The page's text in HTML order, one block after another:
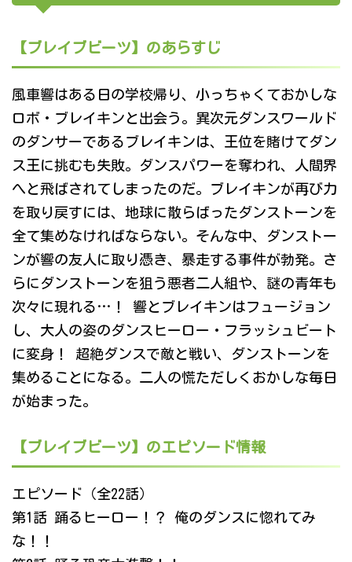
【ブレイブビーツ】のあらすじ
風車響はある日の学校帰り、小っちゃくておかしな
ロボ・ブレイキンと出会う。異次元ダンスワールド
のダンサーであるブレイキンは、王位を賭けてダン
ス王に挑むも失敗。ダンスパワーを奪われ、人間界
へと飛ばされてしまったのだ。ブレイキンが再び力
を取り戻すには、地球に散らばったダンストーンを
全て集めなければならない。そんな中、ダンストー
ンが響の友人に取り憑き、暴走する事件が勃発。さ
らにダンストーンを狙う悪者二人組や、謎の青年も
次々に現れる…！ 響とブレイキンはフュージョン
し、大人の姿のダンスヒーロー・フラッシュビート
に変身！ 超絶ダンスで敵と戦い、ダンストーンを
集めることになる。二人の慌ただしくおかしな毎日
が始まった。
【ブレイブビーツ】のエピソード情報
エピソード（全22話）
第1話 踊るヒーロー！？ 俺のダンスに惚れてみ
な！！